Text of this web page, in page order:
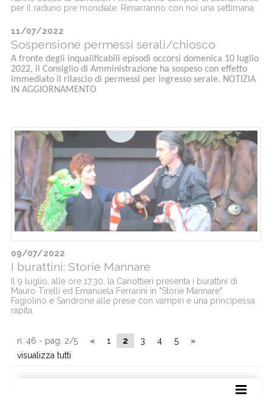
per il raduno pre mondiale. Rimarranno con noi una settimana
11/07/2022
Sospensione permessi serali/chiosco
A fronte degli inqualificabili episodi occorsi domenica 10 luglio
2022, il Consiglio di Amministrazione ha sospeso con effetto
immediato il rilascio di permessi per ingresso serale. NOTIZIA
IN AGGIORNAMENTO
09/07/2022
I burattini: Storie Mannare
Il 9 luglio, alle ore 17.30, la Canottieri presenta i burattini di
Mauro Tirelli ed Emanuela Ferrarini in "Storie Mannare".
Fagiolino e Sandrone alle prese con vampiri e una principessa
rapita.
n. 46 - pag. 2/5 « 1 2 3 4 5
»
visualizza tutti